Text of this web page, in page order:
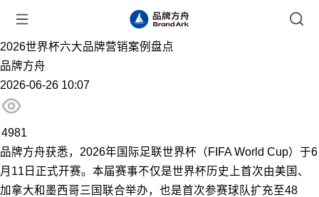
2026世界杯六大品牌营销案例盘点
品牌方舟
2026-06-26 10:07
4981
品牌方舟获悉，2026年国际足联世界杯（FIFA World Cup）于6
月11日正式开赛。本届赛事不仅是世界杯历史上首次由美国、
加拿大和墨西哥三国联合举办，也是首次参赛球队扩充至48